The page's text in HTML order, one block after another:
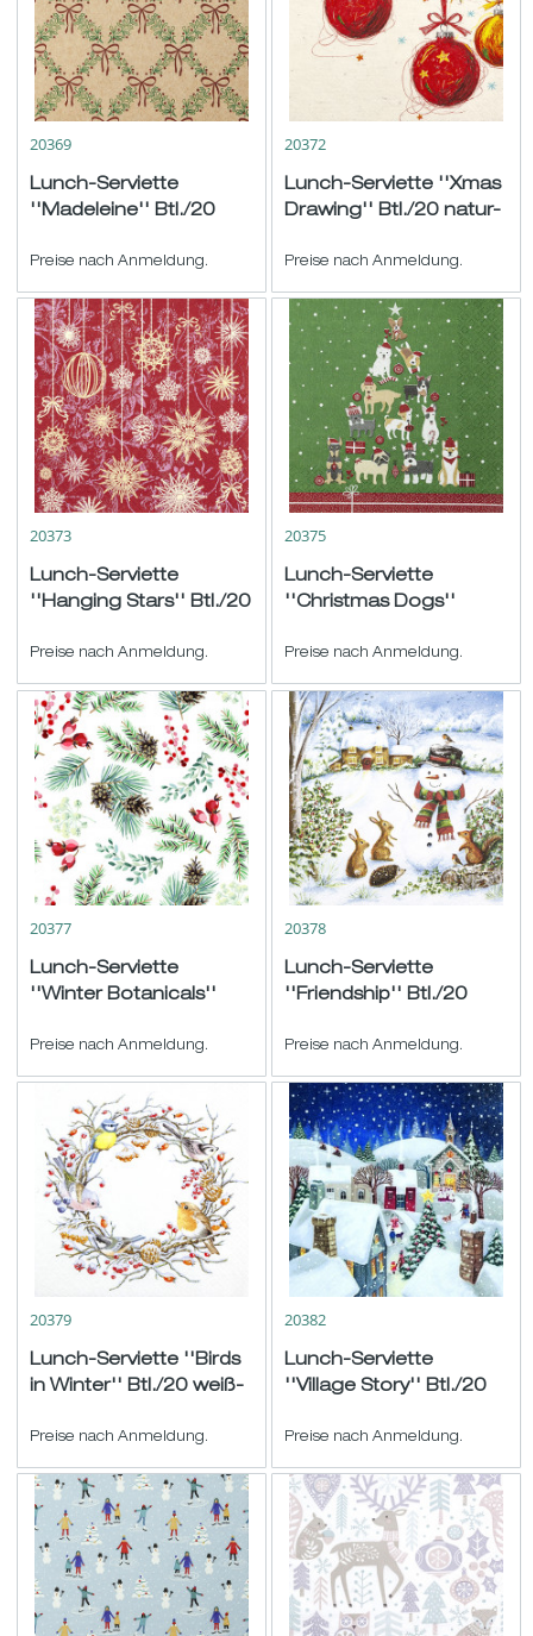
20369
Lunch-Serviette
''Madeleine'' Btl./20
33x33cm
Preise nach Anmeldung.
20372
Lunch-Serviette ''Xmas
Drawing'' Btl./20 natur-
Preise nach Anmeldung.
20373
Lunch-Serviette
''Hanging Stars'' Btl./20
Preise nach Anmeldung.
20375
Lunch-Serviette
''Christmas Dogs''
33x33cm
Preise nach Anmeldung.
20377
Lunch-Serviette
''Winter Botanicals''
33x33cm
Preise nach Anmeldung.
20378
Lunch-Serviette
''Friendship'' Btl./20
Preise nach Anmeldung.
20379
Lunch-Serviette ''Birds
in Winter'' Btl./20 weiß-
Preise nach Anmeldung.
20382
Lunch-Serviette
''Village Story'' Btl./20
33x33cm
Preise nach Anmeldung.